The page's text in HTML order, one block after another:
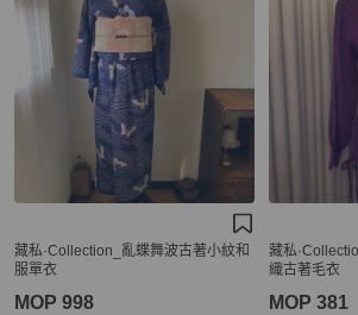
藏私·Collection_亂蝶舞波古著小紋和
服單衣
MOP 998
藏私
織古著毛衣
MOP 381